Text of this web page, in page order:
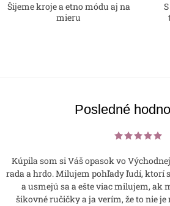
Šijeme kroje a etno módu aj na
mieru
Posledné
Kúpila som si Váš opasok vo
rada a hrdo. Milujem pohľady ľudí, ktorí
a usmejú sa a ešte viac milujem, ak
šikovné ručičky a ja verím, že to nie je